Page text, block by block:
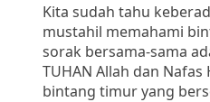
Kita sudah tahu
mustahil memahami
sorak bersama-sama
TUHAN Allah dan
bintang timur yang